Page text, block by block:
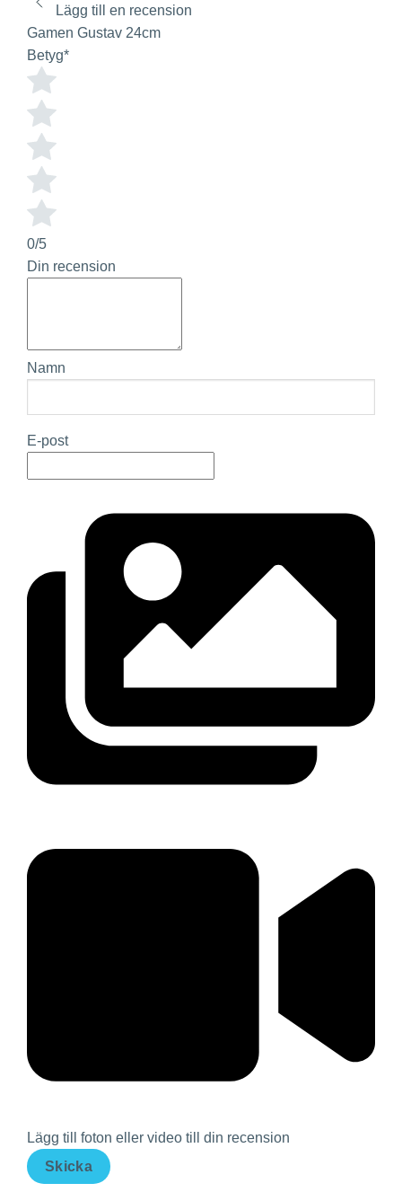
Lägg till en recension
Gamen Gustav 24cm
Betyg*
0/5
Din recension
Namn
E-post
Lägg till foton eller video till din recension
Skicka